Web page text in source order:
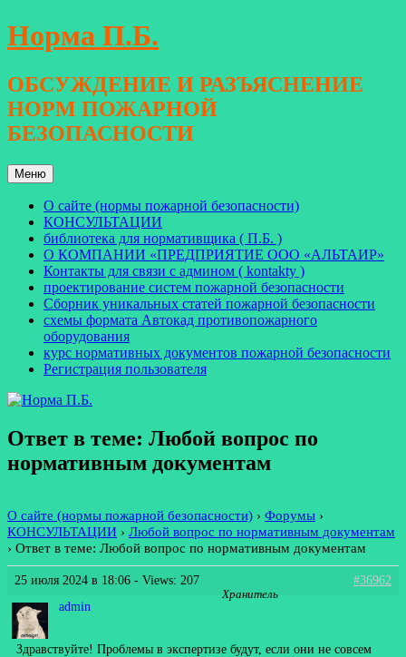
Перейти
к
Норма П.Б.
ОБСУЖДЕНИЕ И РАЗЪЯСНЕНИЕ
НОРМ ПОЖАРНОЙ
БЕЗОПАСНОСТИ
Меню
О сайте (нормы пожарной безопасности)
КОНСУЛЬТАЦИИ
библиотека для нормативщика ( П.Б. )
О КОМПАНИИ «ПРЕДПРИЯТИЕ ООО «АЛЬТАИР»
Контакты для связи с админом ( kontakty )
проектирование систем пожарной безопасности
Сборник уникальных статей пожарной безопасности
схемы формата Автокад противопожарного
оборудования
курс нормативных документов пожарной безопасности
Регистрация пользователя
Ответ в теме: Любой вопрос по
нормативным документам
О сайте (нормы пожарной безопасности) › Форумы ›
КОНСУЛЬТАЦИИ › Любой вопрос по нормативным документам
› Ответ в теме: Любой вопрос по нормативным документам
25 июля 2024 в 18:06 - Views: 207
#36962
admin
Хранитель
Здравствуйте! Проблемы в экспертизе будут, если они не совсем